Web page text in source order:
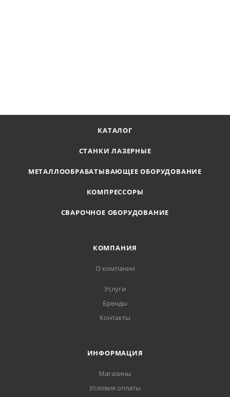
КАТАЛОГ
СТАНКИ ЛАЗЕРНЫЕ
МЕТАЛЛООБРАБАТЫВАЮЩЕЕ ОБОРУДОВАНИЕ
КОМПРЕССОРЫ
СВАРОЧНОЕ ОБОРУДОВАНИЕ
КОМПАНИЯ
О компании
Услуги
Бренды
Контакты
ИНФОРМАЦИЯ
Магазины
Условия оплаты